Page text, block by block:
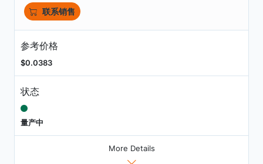
联系销售
参考价格
$0.0383
状态
量产中
More Details